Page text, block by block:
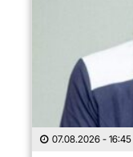
07.08.2026 - 16:45